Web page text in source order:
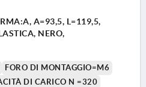
A=93,5, L=119,5,
NERO,
FORO DI MONTAGGIO=M6
DI CARICO N =320